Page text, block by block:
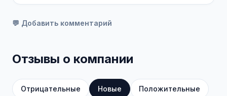
💬 Добавить комментарий
Отзывы о компании
Отрицательные Новые Положительные